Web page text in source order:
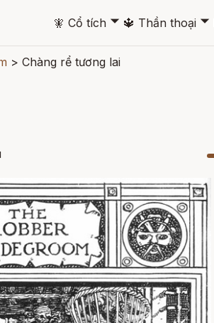
🧚 Cổ tích 🞃 🔱 Thần thoại 🞃
> Chàng rể tương lai